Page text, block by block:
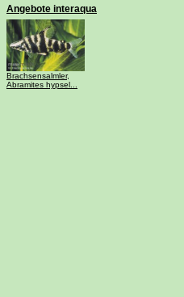
Angebote interaqua
Brachsensalmler,
Abramites hypsel...